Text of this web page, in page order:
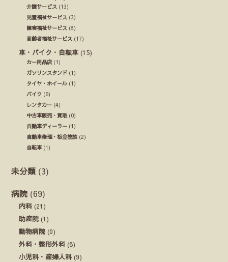
介護サービス (13)
児童福祉サービス (3)
障害福祉サービス (8)
高齢者福祉サービス (17)
車・バイク・自転車 (15)
カー用品店 (1)
ガソリンスタンド (1)
タイヤ・ホイール (1)
バイク (6)
レンタカー (4)
中古車販売・買取 (0)
自動車ディーラー (1)
自動車修理・板金塗装 (2)
自転車(1)
未分類 (3)
病院 (69)
内科 (21)
助産院 (1)
動物病院 (0)
外科・整形外科 (8)
小児科・産婦人科 (9)